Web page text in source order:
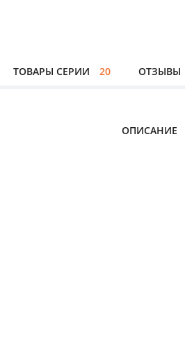
ТОВАРЫ СЕРИИ 20 ОТЗЫВЫ
ОПИСАНИЕ